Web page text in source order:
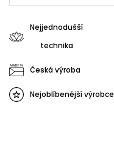
Nejjednodušší
technika
Česká výroba
Nejoblíbenější výrobce